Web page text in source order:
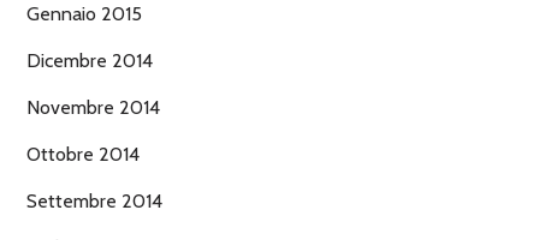
Gennaio 2015
Dicembre 2014
Novembre 2014
Ottobre 2014
Settembre 2014